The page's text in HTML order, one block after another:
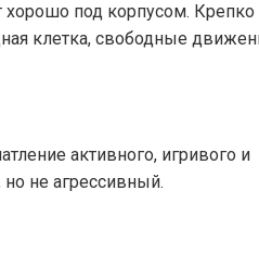
хорошо под корпусом. Крепко
клетка, свободные
активного, игривого и
не агрессивный.